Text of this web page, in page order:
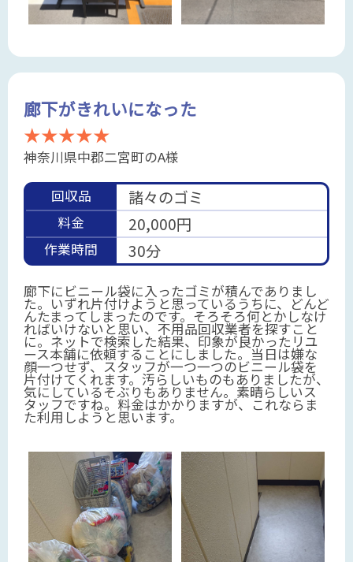
廊下がきれいになった
★★★★★
神奈川県中郡二宮町のA様
回収品 諸々のゴミ
料金 20,000円
作業時間 30分
廊下にビニール袋に入ったゴミが積んでありまし
た。いずれ片付けようと思っているうちに、どんど
んたまってしまったのです。そろそろ何とかしなけ
ればいけないと思い、不用品回収業者を探すこと
に。ネットで検索した結果、印象が良かったリユ
ース本舗に依頼することにしました。当日は嫌な
顔一つせず、スタッフが一つ一つのビニール袋を
片付けてくれます。汚らしいものもありましたが、
気にしているそぶりもありません。素晴らしいス
タッフですね。料金はかかりますが、これならま
た利用しようと思います。